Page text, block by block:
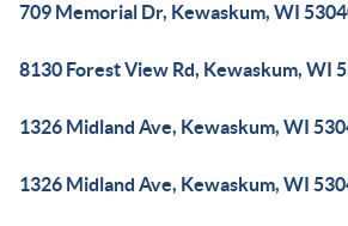
709 Memorial Dr, Kewaskum, WI
8130 Forest View Rd, Kewaskum, WI
1326 Midland Ave, Kewaskum, WI
1326 Midland Ave, Kewaskum, WI